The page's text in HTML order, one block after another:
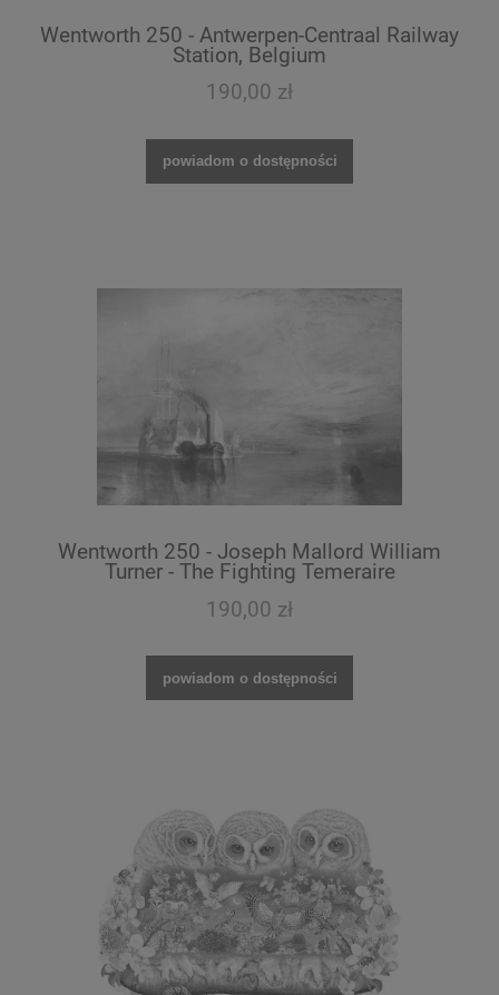
Wentworth 250 - Antwerpen-Centraal Railway
Station, Belgium
190,00 zł
powiadom o dostępności
Wentworth 250 - Joseph Mallord William
Turner - The Fighting Temeraire
190,00 zł
powiadom o dostępności